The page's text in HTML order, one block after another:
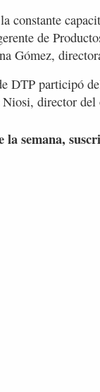
constante
de
Gómez,
DTP participó
director del
semana,